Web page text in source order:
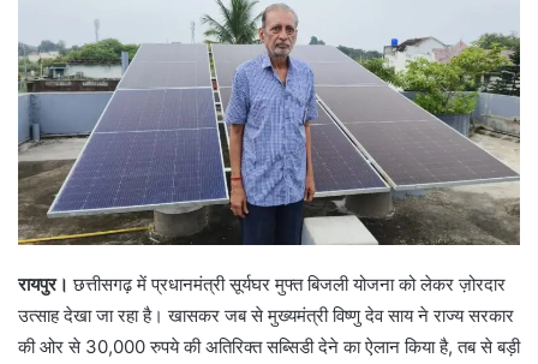
रायपुर। छत्तीसगढ़ में प्रधानमंत्री सूर्यघर मुफ्त बिजली योजना को लेकर ज़ोरदार
उत्साह देखा जा रहा है। खासकर जब से मुख्यमंत्री विष्णु देव साय ने राज्य सरकार
की ओर से 30,000 रुपये की अतिरिक्त सब्सिडी देने का ऐलान किया है, तब से बड़ी